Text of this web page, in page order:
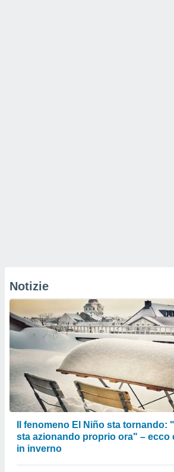
Notizie
Il fenomeno El Niño sta
sta azionando proprio ora" – ecco
in inverno